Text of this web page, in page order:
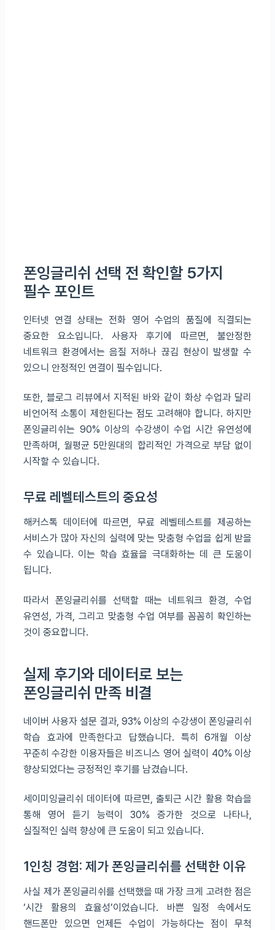
폰잉글리쉬 선택 전 확인할 5가지
필수 포인트
인터넷 연결 상태는 전화 영어 수업의 품질에 직결되는
중요한 요소입니다. 사용자 후기에 따르면, 불안정한
네트워크 환경에서는 음질 저하나 끊김 현상이 발생할 수
있으니 안정적인 연결이 필수입니다.
또한, 블로그 리뷰에서 지적된 바와 같이 화상 수업과 달리
비언어적 소통이 제한된다는 점도 고려해야 합니다. 하지만
폰잉글리쉬는 90% 이상의 수강생이 수업 시간 유연성에
만족하며, 월평균 5만원대의 합리적인 가격으로 부담 없이
시작할 수 있습니다.
무료 레벨테스트의 중요성
해커스톡 데이터에 따르면, 무료 레벨테스트를 제공하는
서비스가 많아 자신의 실력에 맞는 맞춤형 수업을 쉽게 받을
수 있습니다. 이는 학습 효율을 극대화하는 데 큰 도움이
됩니다.
따라서 폰잉글리쉬를 선택할 때는 네트워크 환경, 수업
유연성, 가격, 그리고 맞춤형 수업 여부를 꼼꼼히 확인하는
것이 중요합니다.
실제 후기와 데이터로 보는
폰잉글리쉬 만족 비결
네이버 사용자 설문 결과, 93% 이상의 수강생이 폰잉글리쉬
학습 효과에 만족한다고 답했습니다. 특히 6개월 이상
꾸준히 수강한 이용자들은 비즈니스 영어 실력이 40% 이상
향상되었다는 긍정적인 후기를 남겼습니다.
세이미잉글리쉬 데이터에 따르면, 출퇴근 시간 활용 학습을
통해 영어 듣기 능력이 30% 증가한 것으로 나타나,
실질적인 실력 향상에 큰 도움이 되고 있습니다.
1인칭 경험: 제가 폰잉글리쉬를 선택한 이유
사실 제가 폰잉글리쉬를 선택했을 때 가장 크게 고려한 점은
‘시간 활용의 효율성’이었습니다. 바쁜 일정 속에서도
핸드폰만 있으면 언제든 수업이 가능하다는 점이 무척